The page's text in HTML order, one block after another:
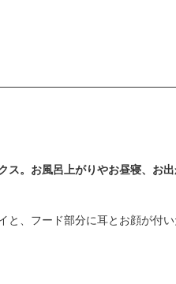
ス。お風呂上がりやお昼寝、お
、フード部分に耳とお顔が